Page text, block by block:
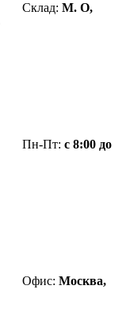
Склад: М. О,
Пн-Пт: с 8:00 до
Офис: Москва,